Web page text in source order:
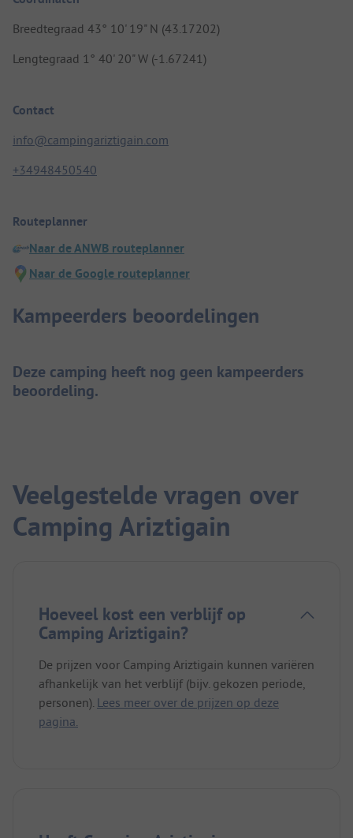
Breedtegraad 43° 10' 19" N (43.17202)
Lengtegraad 1° 40' 20" W (-1.67241)
Contact
info@campingariztigain.com
+34948450540
Routeplanner
Naar de ANWB routeplanner
Naar de Google routeplanner
Kampeerders beoordelingen
Deze camping heeft nog geen kampeerders
beoordeling.
Veelgestelde vragen over
Camping Ariztigain
Hoeveel kost een verblijf op
Camping Ariztigain?
De prijzen voor Camping Ariztigain kunnen variëren
afhankelijk van het verblijf (bijv. gekozen periode,
personen). Lees meer over de prijzen op deze
pagina.